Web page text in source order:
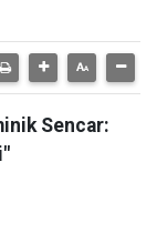
Sencar: